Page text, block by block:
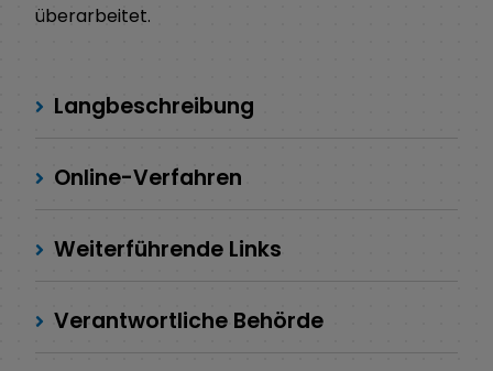
überarbeitet.
Langbeschreibung
Online-Verfahren
Weiterführende Links
Verantwortliche Behörde